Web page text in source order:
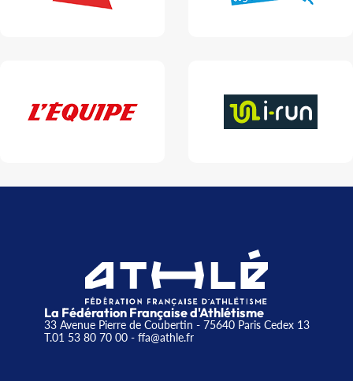
La Fédération Française d'Athlétisme
33 Avenue Pierre de Coubertin - 75640 Paris Cedex 13
T.01 53 80 70 00- ffa@athle.fr